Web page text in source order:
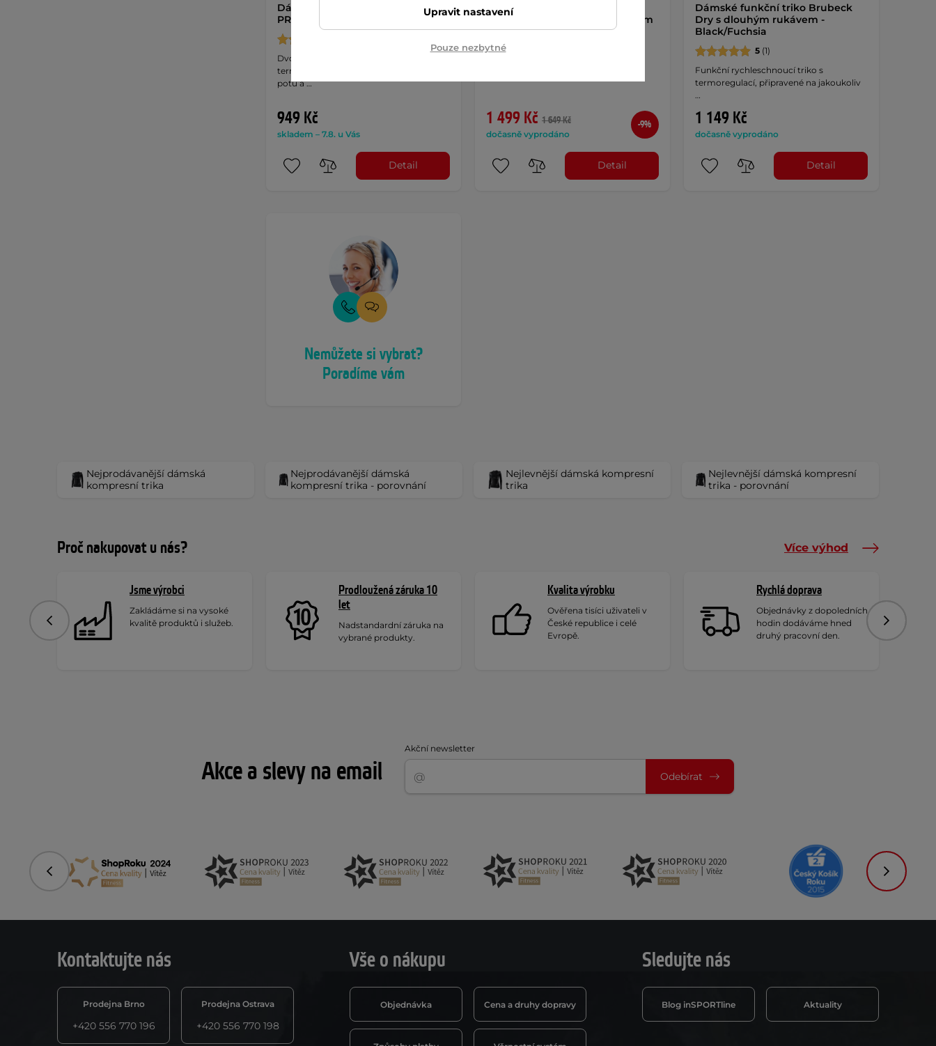
Dámské triko Brubeck 3D Run
PRO s krátkým rukávem - Black
Dvouvrstvé funkční triko s optimální
termoregulací, maximálním odvodem
potu a …
949 Kč
skladem – 7.8. u Vás
Detail
Dámské tričko Brubeck Active
Wool s dlouhým rukávem - Plum
AKCE
Dvouvrstvé Merino tričko s dlouhým
1 499 Kč 1 649 Kč
dočasně vyprodáno
-9%
Detail
Dámské funkční triko Brubeck
Dry s dlouhým rukávem -
Black/Fuchsia
5(1)
Funkční rychleschnoucí triko s
termoregulací, připravené na jakoukoliv
1 149 Kč
dočasně vyprodáno
Detail
Nemůžete si vybrat?
Poradíme vám
Nejprodávanější dámská
kompresní trika
Nejprodávanější dámská
kompresní trika - porovnání
Nejlevnější dámská kompresní
trika
Nejlevnější dámská kompresní
trika - porovnání
Proč nakupovat u nás? Více výhod
Jsme výrobci
Zakládáme si na vysoké
kvalitě produktů i služeb.
Prodloužená záruka 10
let
Nadstandardní záruka na
vybrané produkty.
Kvalita výrobku
Ověřena tisíci uživateli v
České republice i celé
Evropě.
Rychlá doprava
Objednávky z dopoledních
hodin dodáváme hned
druhý pracovní den.
Předchozí
Akce a slevy na email
Akční newsletter
Odebírat
Předchozí
Kontaktujte nás
Prodejna Brno
+420 556 770 196
Prodejna Ostrava
+420 556 770 198
Vše o nákupu
Objednávka Cena a druhy dopravy
Sledujte nás
Blog inSPORTline Aktuality
Upravit nastavení
Pouze nezbytné